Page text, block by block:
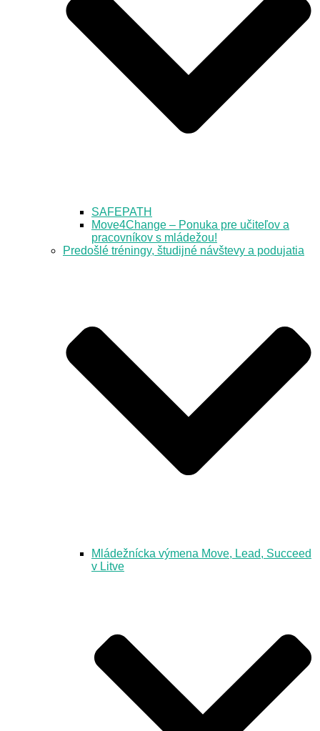
SAFEPATH
Move4Change – Ponuka pre učiteľov a
pracovníkov s mládežou!
Predošlé tréningy, študijné návštevy a podujatia
Mládežnícka výmena Move, Lead, Succeed
v Litve